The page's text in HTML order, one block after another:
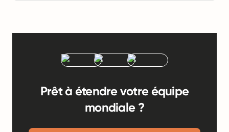
Prêt à étendre votre équipe
mondiale ?